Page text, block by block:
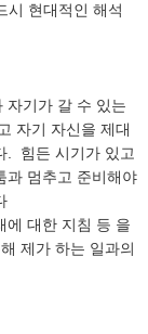
시 현대적인 해석
자기가 갈 수 있는
자기 자신을 제대
. 힘든 시기가 있고
과 멈추고 준비해야
에 대한 지침 등 을
제가 하는 일과의